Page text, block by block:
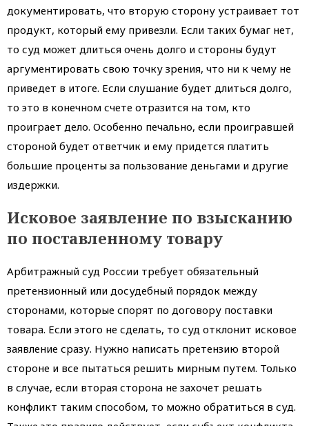
документировать, что вторую сторону устраивает тот
продукт, который ему привезли. Если таких бумаг нет,
то суд может длиться очень долго и стороны будут
аргументировать свою точку зрения, что ни к чему не
приведет в итоге. Если слушание будет длиться долго,
то это в конечном счете отразится на том, кто
проиграет дело. Особенно печально, если проигравшей
стороной будет ответчик и ему придется платить
большие проценты за пользование деньгами и другие
издержки.
Исковое заявление по взысканию
по поставленному товару
Арбитражный суд России требует обязательный
претензионный или досудебный порядок между
сторонами, которые спорят по договору поставки
товара. Если этого не сделать, то суд отклонит исковое
заявление сразу. Нужно написать претензию второй
стороне и все пытаться решить мирным путем. Только
в случае, если вторая сторона не захочет решать
конфликт таким способом, то можно обратиться в суд.